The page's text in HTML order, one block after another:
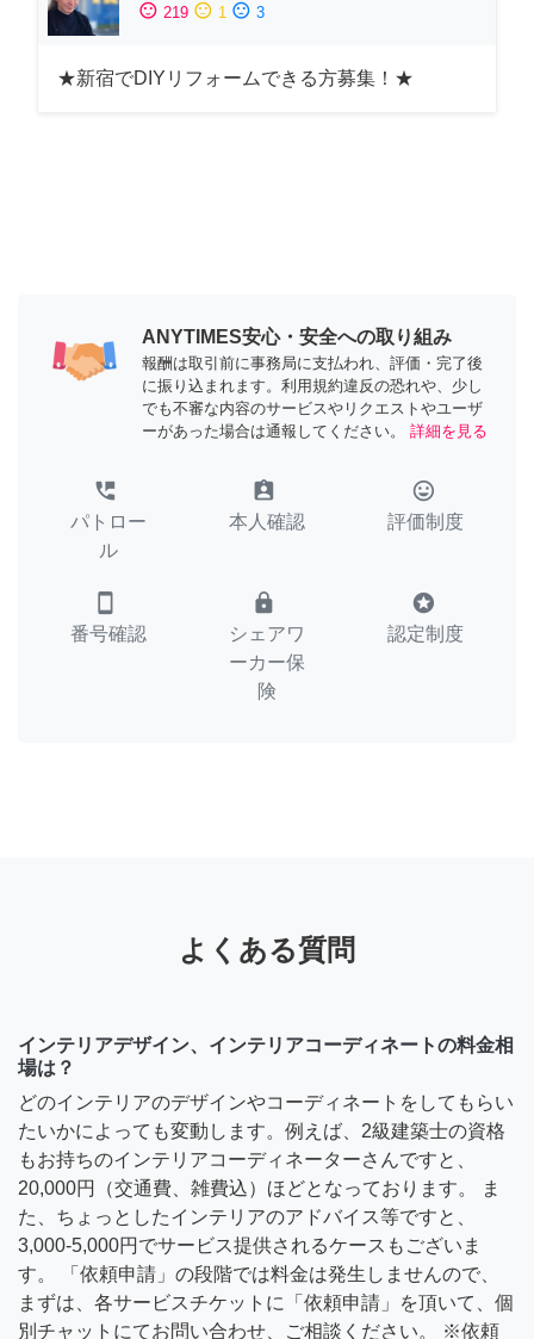
sentiment_satisfied 219 sentiment_neutral 1 sentiment_dissatisfied 3
★新宿でDIYリフォームできる方募集！★
ANYTIMES安心・安全への取り組み
報酬は取引前に事務局に支払われ、評価・完了後
に振り込まれます。利用規約違反の恐れや、少し
でも不審な内容のサービスやリクエストやユーザ
ーがあった場合は通報してください。
詳細を見る
perm_phone_msg
パトロー
ル
assignment_ind
本人確認
tag_faces
評価制度
smartphone
番号確認
lock
シェアワ
ーカー保
険
stars
認定制度
よくある質問
インテリアデザイン、インテリアコーディネートの料金相
場は？
どのインテリアのデザインやコーディネートをしてもらい
たいかによっても変動します。例えば、2級建築士の資格
もお持ちのインテリアコーディネーターさんですと、
20,000円（交通費、雑費込）ほどとなっております。 ま
た、ちょっとしたインテリアのアドバイス等ですと、
3,000-5,000円でサービス提供されるケースもございま
す。 「依頼申請」の段階では料金は発生しませんので、
まずは、各サービスチケットに「依頼申請」を頂いて、個
別チャットにてお問い合わせ、ご相談ください。 ※依頼